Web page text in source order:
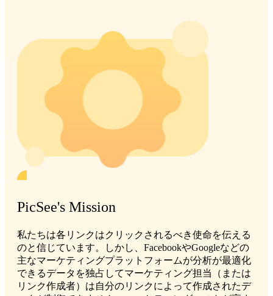
PicSee's Mission
私たちは各リンクはクリックされるべき使命を伝える
のと信じています。しかし、FacebookやGoogleなどの
主なマーケティングプラットフォームが分析が最適化
できるデータを独占してマーケティング担当（または
リンク作成者）は自分のリンクによって作成されたデ